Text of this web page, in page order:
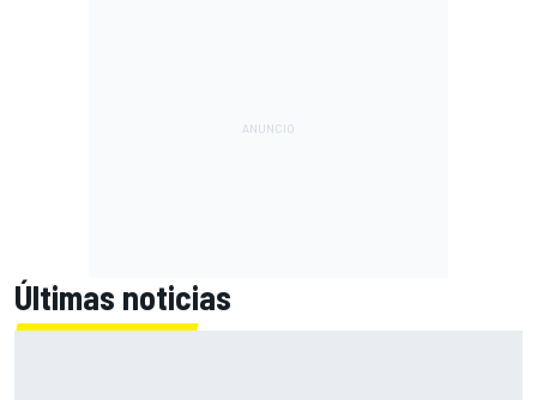
Últimas noticias